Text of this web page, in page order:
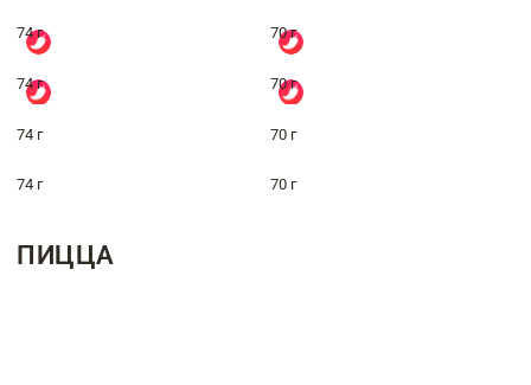
74 г 70 г
74 г 70 г
74 г 70 г
74 г 70 г
ПИЦЦА